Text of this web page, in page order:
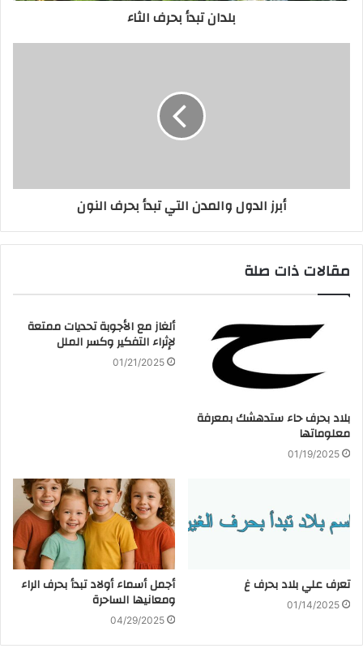
بلدان تبدأ بحرف الثاء
أبرز الدول والمدن التي تبدأ بحرف النون
مقالات ذات صلة
بلاد بحرف حاء ستدهشك بمعرفة
معلوماتها
01/19/2025
ألغاز مع الأجوبة تحديات ممتعة
لإثراء التفكير وكسر الملل
01/21/2025
تعرف علي بلاد بحرف غ
01/14/2025
أجمل أسماء أولاد تبدأ بحرف الراء
ومعانيها الساحرة
04/29/2025